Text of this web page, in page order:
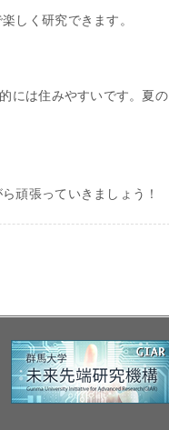
しく研究できます。
には住みやすいです。夏の
頑張っていきましょう！